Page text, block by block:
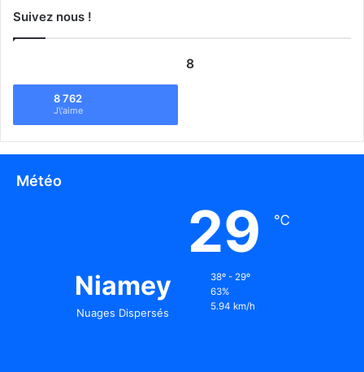
Suivez nous !
8
8 762
J\'aime
Météo
Niamey
Nuages Dispersés
29 ℃
38º - 29º
63%
5.94 km/h